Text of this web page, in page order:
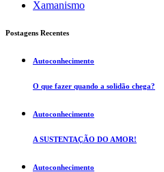
Xamanismo
Postagens Recentes
Autoconhecimento
O que fazer quando a solidão chega?
Autoconhecimento
A SUSTENTAÇÃO DO AMOR!
Autoconhecimento